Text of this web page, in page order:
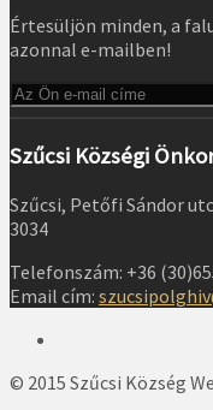
Értesüljön minden, a
azonnal e-mailben!
Szűcsi Községi
Szűcsi, Petőfi Sándor
3034
Telefonszám: +36
Email cím:
© 2015 Szűcsi Község